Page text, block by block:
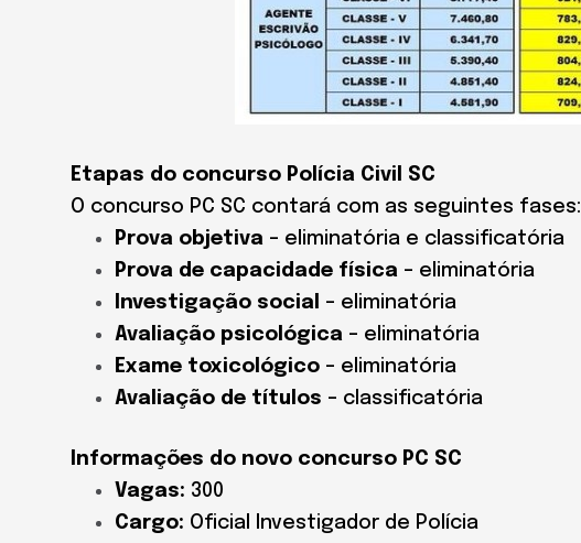
Etapas do concurso Polícia Civil SC
O concurso PC SC contará com as seguintes fases:
Prova objetiva – eliminatória e classificatória
Prova de capacidade física – eliminatória
Investigação social
– eliminatória
Avaliação psicológica – eliminatória
Exame toxicológico – eliminatória
Avaliação de títulos – classificatória
Informações do novo concurso PC SC
Vagas: 300
Cargo: Oficial Investigador de Polícia